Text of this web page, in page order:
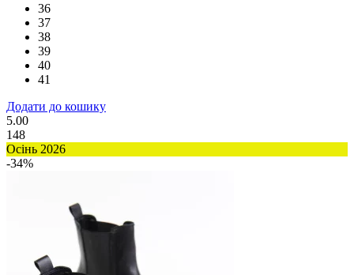
36
37
38
39
40
41
Додати до кошику
5.00
148
Осінь 2026
-34%